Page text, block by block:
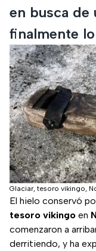
en busca
finalmente
Glaciar, tesoro vikingo,
El hielo conservó
tesoro vikingo en
comenzaron a
derritiendo, y ha